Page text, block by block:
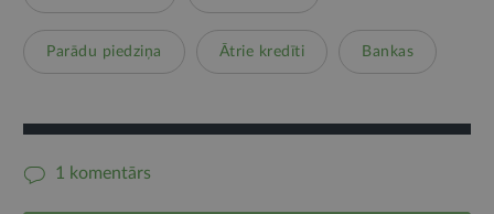
Parādu piedziņa Ātrie kredīti Bankas
1 komentārs